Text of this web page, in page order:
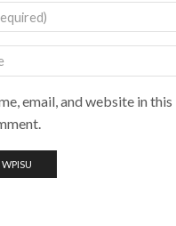
email, and website in